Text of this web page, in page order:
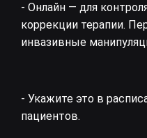
- Онлайн — для
коррекции терапии.
инвазивные
- Укажите это в
пациентов.